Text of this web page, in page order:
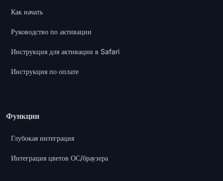
Как начать
Руководство по активации
Инструкция для активации в Safari
Инструкция по оплате
Функции
Глубокая интеграция
Интеграция цветов ОС/браузера